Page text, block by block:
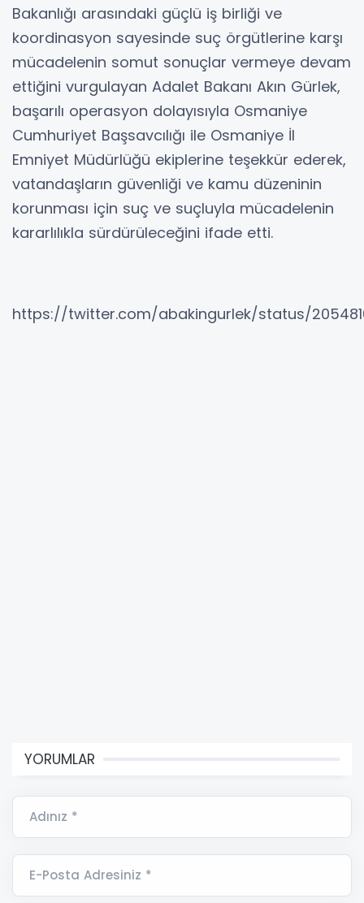
Bakanlığı arasındaki güçlü iş birliği ve
koordinasyon sayesinde suç örgütlerine karşı
mücadelenin somut sonuçlar vermeye devam
ettiğini vurgulayan Adalet Bakanı Akın Gürlek,
başarılı operasyon dolayısıyla Osmaniye
Cumhuriyet Başsavcılığı ile Osmaniye İl
Emniyet Müdürlüğü ekiplerine teşekkür ederek,
vatandaşların güvenliği ve kamu düzeninin
korunması için suç ve suçluyla mücadelenin
kararlılıkla sürdürüleceğini ifade etti.
https://twitter.com/abakingurlek/status/
YORUMLAR
Adınız *
E-Posta Adresiniz *